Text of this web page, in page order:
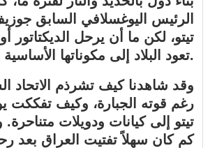
الرئيس اليوغسلافي السابق
تيتو، لكن ما أن يرحل
تعود البلاد إلى مكوناتها الأساسية.
وقد شاهدنا كيف تشرذم الاتحاد
رغم قوته الجبارة، وكيف تفككت
تيتو إلى كيانات ودويلات متناحرة.
كم كان سهلاً تفتيت العراق بعد